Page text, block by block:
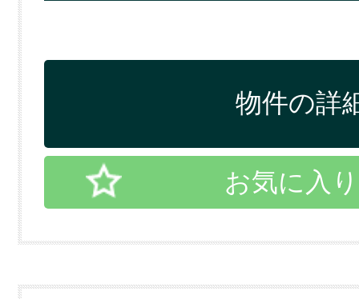
物件の詳
お気に入